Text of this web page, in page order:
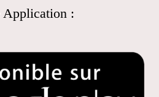
Application :